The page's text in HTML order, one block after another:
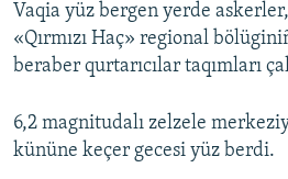
Vaqia yüz bergen yerde
«Qırmızı Haç» regional
beraber qurtarıcılar taqımları
6,2 magnitudalı zelzele
kününe keçer gecesi yüz berdi.